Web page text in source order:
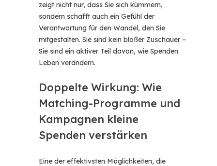
zeigt nicht nur, dass Sie sich kümmern,
sondern schafft auch ein Gefühl der
Verantwortung für den Wandel, den Sie
mitgestalten. Sie sind kein bloßer Zuschauer –
Sie sind ein aktiver Teil davon, wie Spenden
Leben verändern.
Doppelte Wirkung: Wie
Matching-Programme und
Kampagnen kleine
Spenden verstärken
Eine der effektivsten Möglichkeiten, die